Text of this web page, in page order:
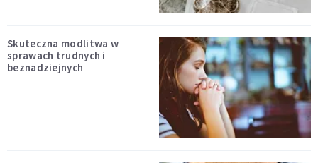
Skuteczna modlitwa w
sprawach trudnych i
beznadziejnych